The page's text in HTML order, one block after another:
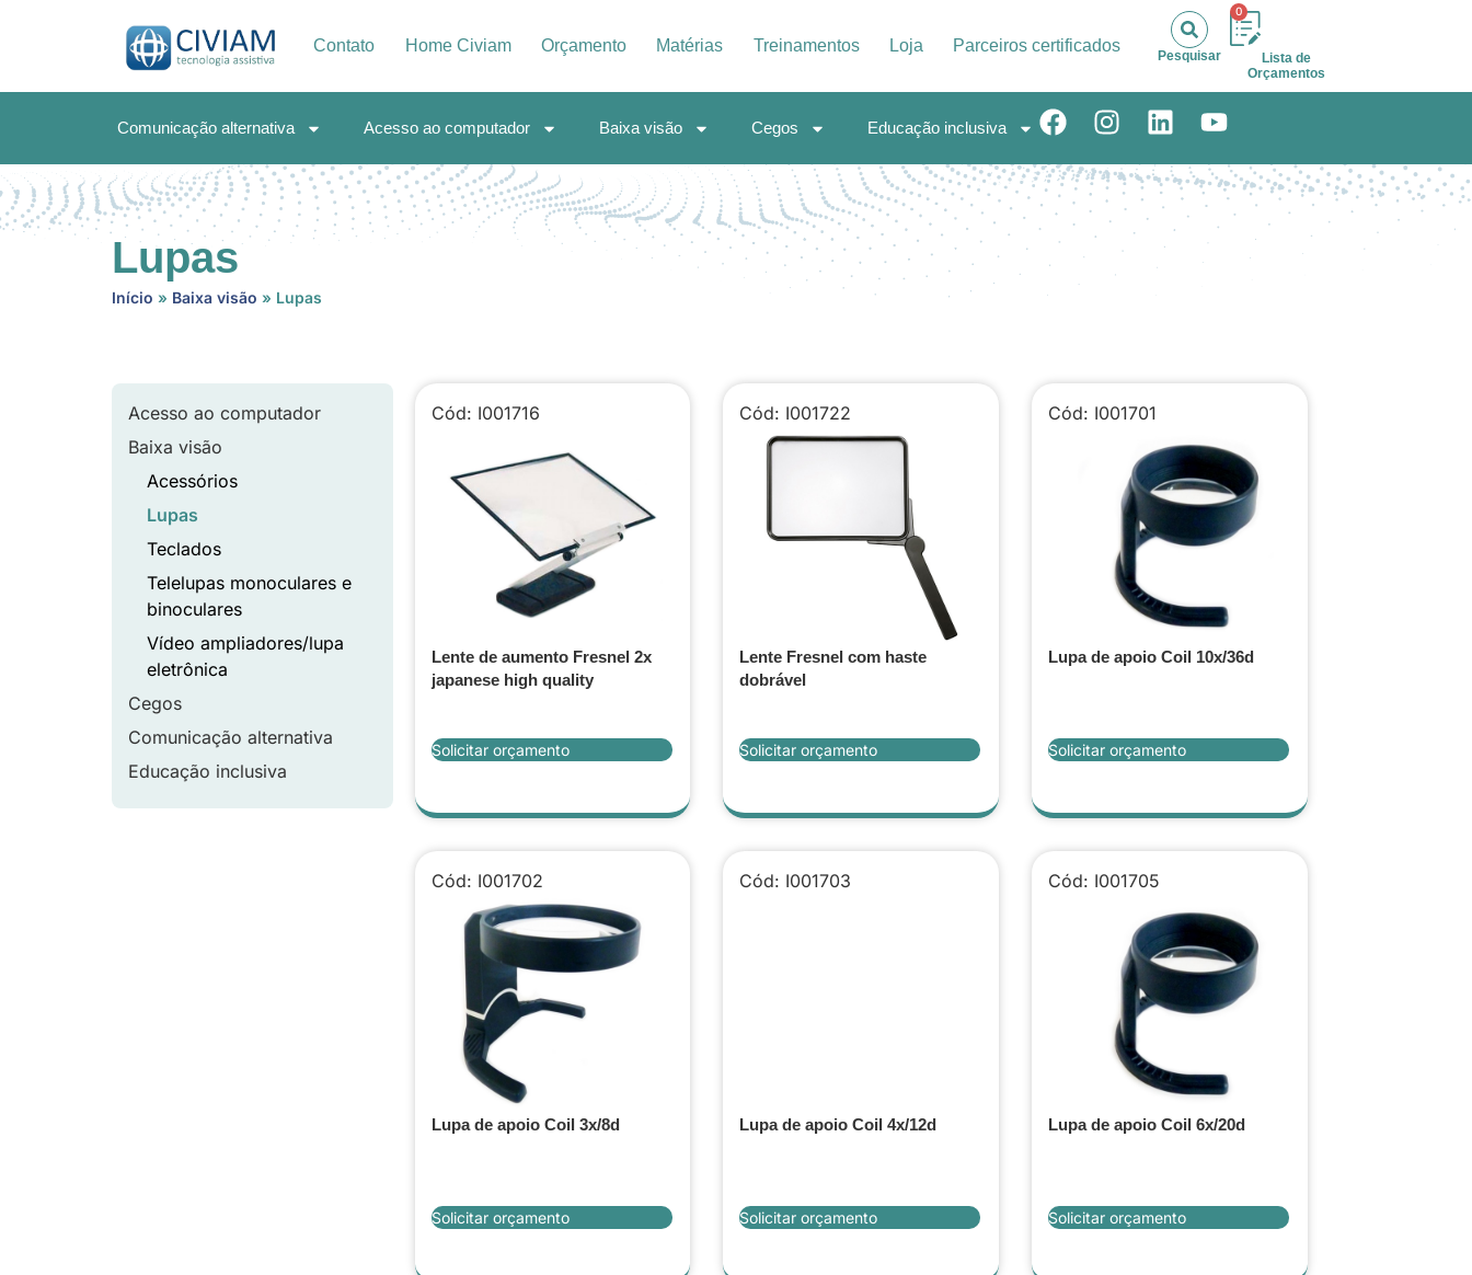
Contato Home Civiam Orçamento Matérias Treinamentos Loja Parceiros certificados
Pesquisar
0
Lista de
Orçamentos
Comunicação alternativa Acesso ao computador Baixa visão Cegos Educação inclusiva
Lupas
Início » Baixa visão » Lupas
Acesso ao computador
Baixa visão
Acessórios
Lupas
Teclados
Telelupas monoculares e
binoculares
Vídeo ampliadores/lupa
eletrônica
Cegos
Comunicação alternativa
Educação inclusiva
Cód: I001716
Lente de aumento Fresnel 2x
japanese high quality
Solicitar orçamento
Cód: I001722
Lente Fresnel com haste
dobrável
Solicitar orçamento
Cód: I001701
Lupa de apoio Coil 10x/36d
Solicitar orçamento
Cód: I001702
Lupa de apoio Coil 3x/8d
Solicitar orçamento
Cód: I001703
Lupa de apoio Coil 4x/12d
Solicitar orçamento
Cód: I001705
Lupa de apoio Coil 6x/20d
Solicitar orçamento